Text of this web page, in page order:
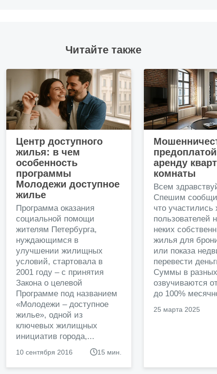
Читайте также
Центр доступного
жилья: в чем
особенность
программы
Молодежи доступное
жилье
Программа оказания
социальной помощи
жителям Петербурга,
нуждающимся в
улучшении жилищных
условий, стартовала в
2001 году – с принятия
Закона о целевой
Программе под названием
«Молодежи – доступное
жилье», одной из
ключевых жилищных
инициатив города,...
10 сентября 2016 15 мин.
аренду
комнаты
Всем
Спешим
что
пользователей
неких
жилья для
или показа
перевести
Суммы в
озвучиваются
до 100%
25 марта 2025